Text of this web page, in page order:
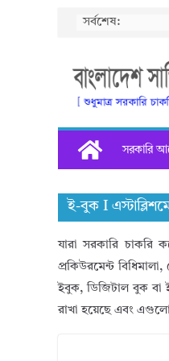
সর্বশেষ:
সরকারি
ই-বুক I
যারা সরকারি চাকরি
প্রকিউরমেন্ট
ইবুক, ডিজিটাল বুক বা
রাখা হয়েছে এবং এগুলো